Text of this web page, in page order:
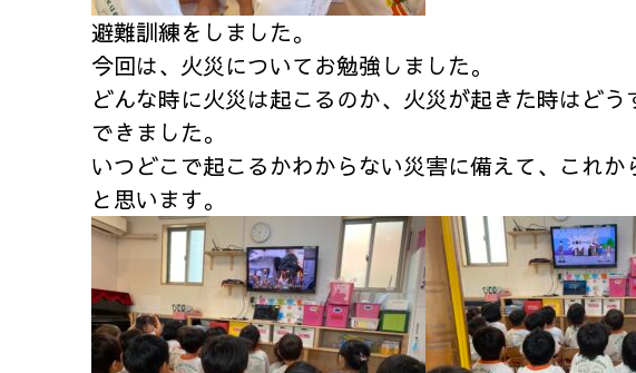
避難訓練をしました。
今回は、火災についてお勉強しました。
どんな時に火災は起こるのか、火災が起きた時はど
できました。
いつどこで起こるかわからない災害に備えて、これ
と思います。